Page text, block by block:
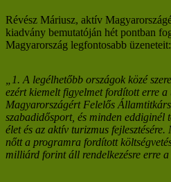
Révész Máriusz, aktív
kiadvány bemutatóján hét pontban
Magyarország legfontosabb üzeneteit:
„1. A legélhetőbb országok közé
ezért kiemelt figyelmet fordított erre
Magyarországért Felelős
szabadidősport, és minden eddiginél
élet és az aktív turizmus
nőtt a programra fordított
milliárd forint áll rendelkezésre erre